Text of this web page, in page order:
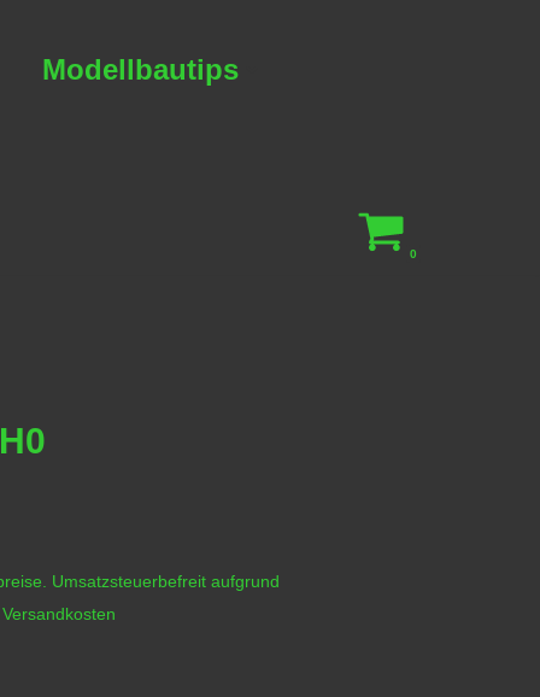
Modellbautips
0
Umsatzsteuerbefreit aufgrund
Versandkosten